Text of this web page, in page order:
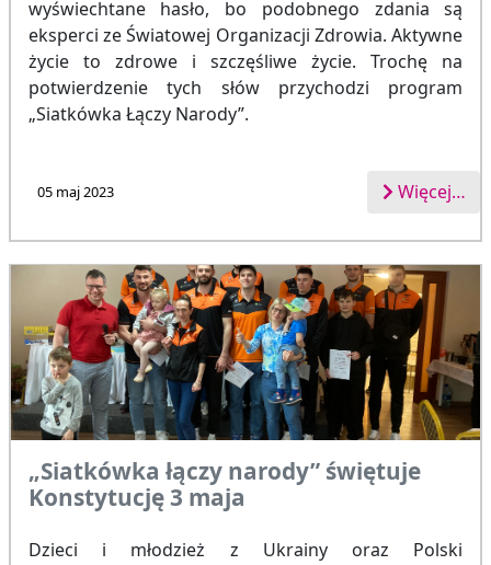
wyświechtane hasło, bo podobnego zdania są
eksperci ze Światowej Organizacji Zdrowia. Aktywne
życie to zdrowe i szczęśliwe życie. Trochę na
potwierdzenie tych słów przychodzi program
„Siatkówka Łączy Narody”.
05 maj 2023 Więcej…
„Siatkówka łączy narody” świętuje
Konstytucję 3 maja
Dzieci i młodzież z Ukrainy oraz Polski